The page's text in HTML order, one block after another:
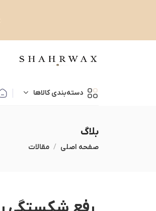
دسته‌بندی کالاها
بلاگ
صفحه اصلی مقالات